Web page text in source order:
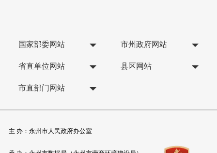
国家部委网站 市州政府网站
省直单位网站 县区网站
市直部门网站
主 办：永州市人民政府办公室